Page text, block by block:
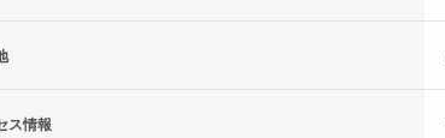
ス情報